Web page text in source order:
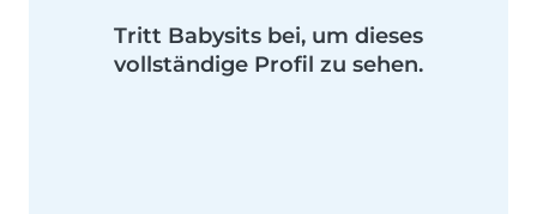
Tritt Babysits bei, um dieses
vollständige Profil zu sehen.